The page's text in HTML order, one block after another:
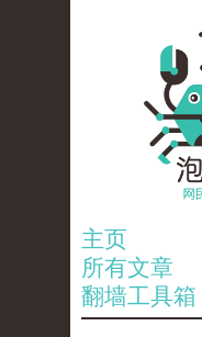
主页
所有文章
翻墙工具箱